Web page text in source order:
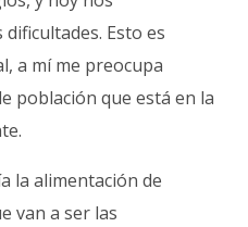
Esto es
a mí me preocupa
población que está en la
la alimentación de
van a ser las